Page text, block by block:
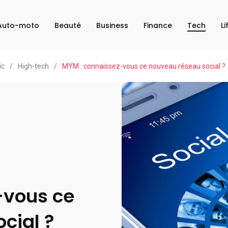
moto Beauté Business Finance Tech
/ High-tech / MYM : connaissez-vous ce nouveau réseau social ?
ce
?